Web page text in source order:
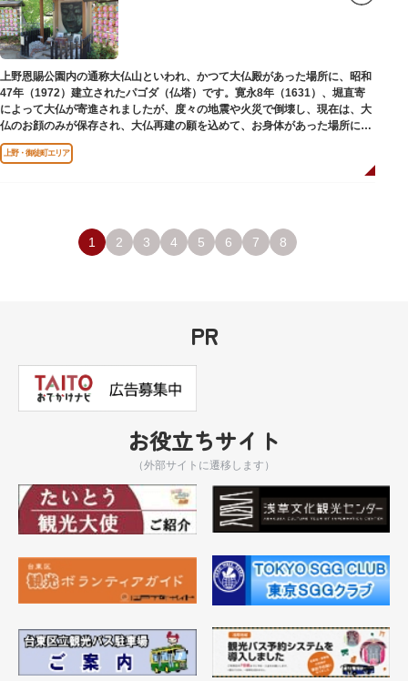
上野恩賜公園内の通称大仏山といわれ、かつて大仏殿があった場所に、昭和
47年（1972）建立されたパゴダ（仏塔）です。寛永8年（1631）、堀直寄
によって大仏が寄進されましたが、度々の地震や火災で倒壊し、現在は、大
仏のお顔のみが保存され、大仏再建の願を込めて、お身体があった場所にパ
ゴダが建てられました。
上野・御徒町エリア
1 2 3 4 5 6 7 8
PR
お役立ちサイト
（外部サイトに遷移します）